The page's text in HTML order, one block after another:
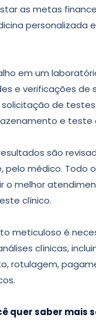
as metas
personalizada
em um
e verificações de
de
e
são
pelo médico. Todo
o melhor
clínico.
meticuloso é
clínicas,
rotulagem,
quer saber mais